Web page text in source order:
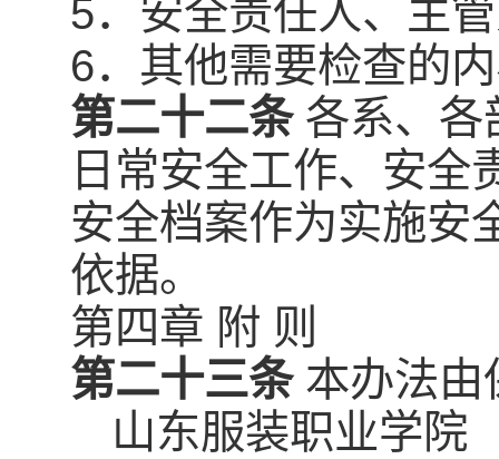
5．安全责任人、主
6．其他需要检查的
第二十二条各系、各
日常安全工作、安全
安全档案作为实施安
依据。
第四章 附 则
第二十三条本办法由
山东服装职业学院